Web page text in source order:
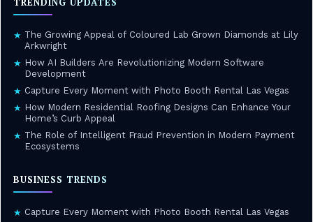
★ The Growing Appeal of Coloured Lab Grown Diamonds at Lily
Arkwright
★ How AI Builders Are Revolutionizing Modern Software
Development
★ Capture Every Moment with Photo Booth Rental Las Vegas
★ How Modern Residential Roofing Designs Can Enhance Your
Home’s Curb Appeal
★ The Role of Intelligent Fraud Prevention in Modern Payment
Ecosystems
BUSINESS TRENDS
★ Capture Every Moment with Photo Booth Rental Las Vegas